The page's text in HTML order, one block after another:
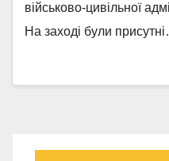
військово-цивільної
На заході були